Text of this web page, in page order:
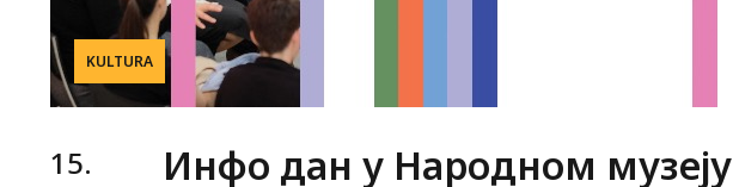
KULTURA
15.
Инфо дан у Народном музеју